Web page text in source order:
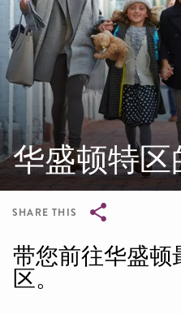
华盛顿特
SHARE THIS
Breadcrumb
带您前往华盛顿
区。